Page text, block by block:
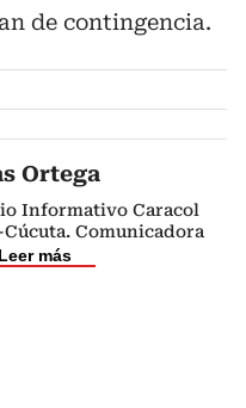
de contingencia.
Ortega
Informativo Caracol
Comunicadora
Leer más